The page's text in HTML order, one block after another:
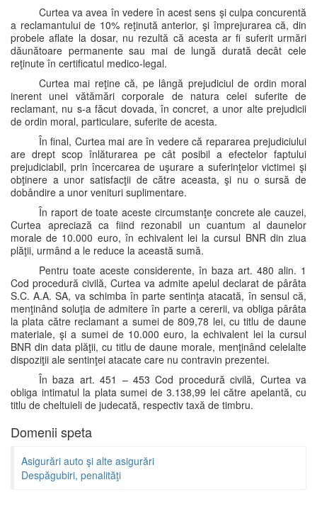
Curtea va avea în vedere în acest sens şi culpa concurentă
a reclamantului de 10% reţinută anterior, şi împrejurarea că, din
probele aflate la dosar, nu rezultă că acesta ar fi suferit urmări
dăunătoare permanente sau mai de lungă durată decât cele
reţinute în certificatul medico-legal.
Curtea mai reţine că, pe lângă prejudiciul de ordin moral
inerent unei vătămări corporale de natura celei suferite de
reclamant, nu s-a făcut dovada, în concret, a unor alte prejudicii
de ordin moral, particulare, suferite de acesta.
În final, Curtea mai are în vedere că repararea prejudiciului
are drept scop înlăturarea pe cât posibil a efectelor faptului
prejudiciabil, prin încercarea de uşurare a suferinţelor victimei şi
obţinere a unor satisfacţii de către aceasta, şi nu o sursă de
dobândire a unor venituri suplimentare.
În raport de toate aceste circumstanţe concrete ale cauzei,
Curtea apreciază ca fiind rezonabil un cuantum al daunelor
morale de 10.000 euro, în echivalent lei la cursul BNR din ziua
plăţii, urmând a le reduce la această sumă.
Pentru toate aceste considerente, în baza art. 480 alin. 1
Cod procedură civilă, Curtea va admite apelul declarat de pârâta
S.C. A.A. SA, va schimba în parte sentinţa atacată, în sensul că,
menţinând soluţia de admitere în parte a cererii, va obliga pârâta
la plata către reclamant a sumei de 809,78 lei, cu titlu de daune
materiale, şi a sumei de 10.000 euro, la echivalent lei la cursul
BNR din data plăţii, cu titlu de daune morale, menţinând celelalte
dispoziţii ale sentinţei atacate care nu contravin prezentei.
În baza art. 451 – 453 Cod procedură civilă, Curtea va
obliga intimatul la plata sumei de 3.138,99 lei către apelantă, cu
titlu de cheltuieli de judecată, respectiv taxă de timbru.
Domenii speta
Asigurări auto şi alte asigurări
Despăgubiri, penalităţi